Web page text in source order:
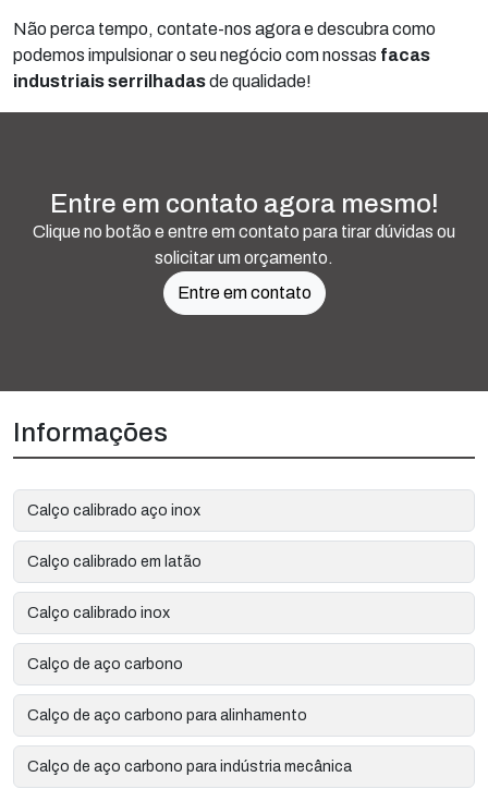
Não perca tempo, contate-nos agora e descubra como
podemos impulsionar o seu negócio com nossas facas
industriais serrilhadasde qualidade!
Entre em contato agora mesmo!
Clique no botão e entre em contato para tirar dúvidas ou
solicitar um orçamento.
Entre em contato
Informações
Calço calibrado aço inox
Calço calibrado em latão
Calço calibrado inox
Calço de aço carbono
Calço de aço carbono para alinhamento
Calço de aço carbono para indústria mecânica